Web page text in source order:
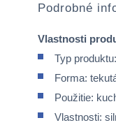
Podrobné
Vlastnosti
Typ
Forma:
Použitie:
Vlastnosti: